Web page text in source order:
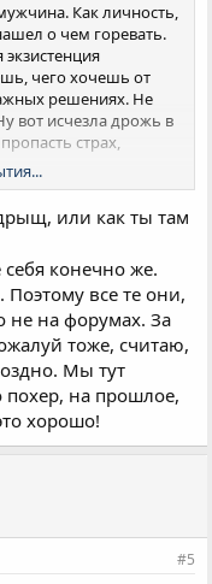
Как личность,
о чем горевать.
чего хочешь от
решениях. Не
вот исчезла дрожь в
страх,
надо слегка
что и как
или как ты там
конечно же.
все те они,
не на форумах. За
тоже, считаю,
Мы тут
похер, на прошлое,
хорошо!
#5